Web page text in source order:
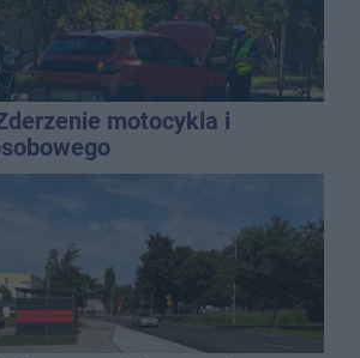
motocykla i